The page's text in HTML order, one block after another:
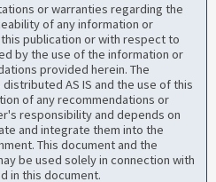
or warranties regarding the
of any information or
publication or with respect to
by the use of the information or
provided herein. The
AS IS and the use of this
of any recommendations or
responsibility and depends on
and integrate them into the
This document and the
be used solely in connection with
in this document.